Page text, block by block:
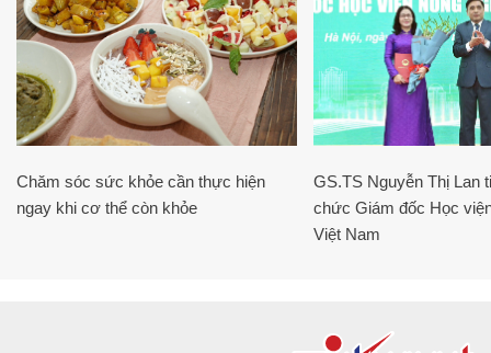
Chăm sóc sức khỏe cần thực hiện
ngay khi cơ thể còn khỏe
GS.TS Nguyễn Thị Lan
chức Giám đốc Học
Việt Nam